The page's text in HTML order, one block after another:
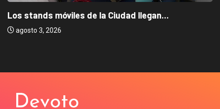
Los stands móviles de la Ciudad llegan...
agosto 3, 2026